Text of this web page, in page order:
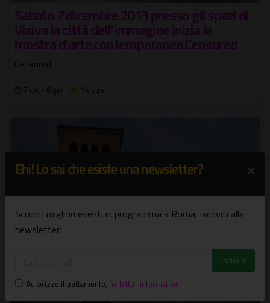
Sabato 7 dicembre 2013 presso gli spazi di
Visiva la città dell'immagine inizia la
mostra d'arte contemporanea Censured
Censured
7 dic - 6 gen Mostre
Ehi! Lo sai che esiste una newsletter?
Scopri i migliori eventi in programma a Roma, iscriviti alla
newsletter!
Autorizzo il trattamento, ho letto l'informativa